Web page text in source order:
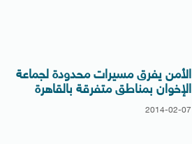
الأمن يفرق مسيرات محدودة لجماعة
الإخوان بمناطق متفرقة بالقاهرة
2014-02-07